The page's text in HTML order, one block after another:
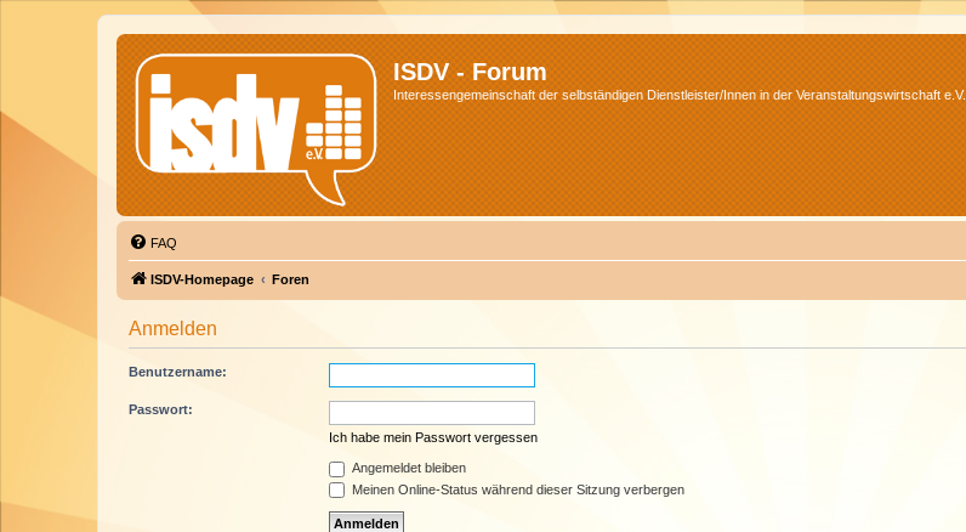
ISDV - Forum
Interessengemeinschaft der selbständigen Dienstleister/Innen in der Veranstaltungswirtschaft e.V.
FAQ
ISDV-Homepage Foren
Anmelden
Benutzername:
Passwort:
Ich habe mein Passwort vergessen
Angemeldet bleiben
Meinen Online-Status während dieser Sitzung verbergen